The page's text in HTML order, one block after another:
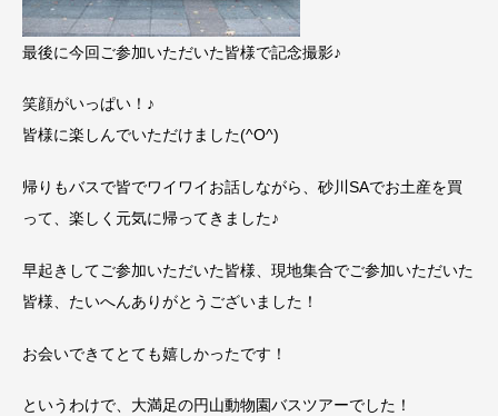
最後に今回ご参加いただいた皆様で記念撮影♪
笑顔がいっぱい！♪
皆様に楽しんでいただけました(^O^)
帰りもバスで皆でワイワイお話しながら、砂川SAでお土産を買
って、楽しく元気に帰ってきました♪
早起きしてご参加いただいた皆様、現地集合でご参加いただいた
皆様、たいへんありがとうございました！
お会いできてとても嬉しかったです！
というわけで、大満足の円山動物園バスツアーでした！